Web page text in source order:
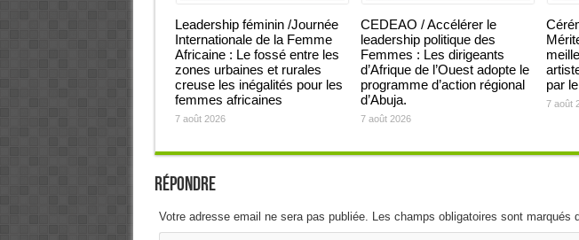
Leadership féminin /Journée
Internationale de la Femme
Africaine : Le fossé entre les
zones urbaines et rurales
creuse les inégalités pour les
femmes africaines
7 août 2026
CEDEAO / Accélérer le
leadership politique des
Femmes : Les dirigeants
d’Afrique de l’Ouest adopte le
programme d’action régional
d’Abuja.
7 août 2026
par
7 août
Répondre
Votre adresse email ne sera pas publiée. Les champs obligatoires sont marqués